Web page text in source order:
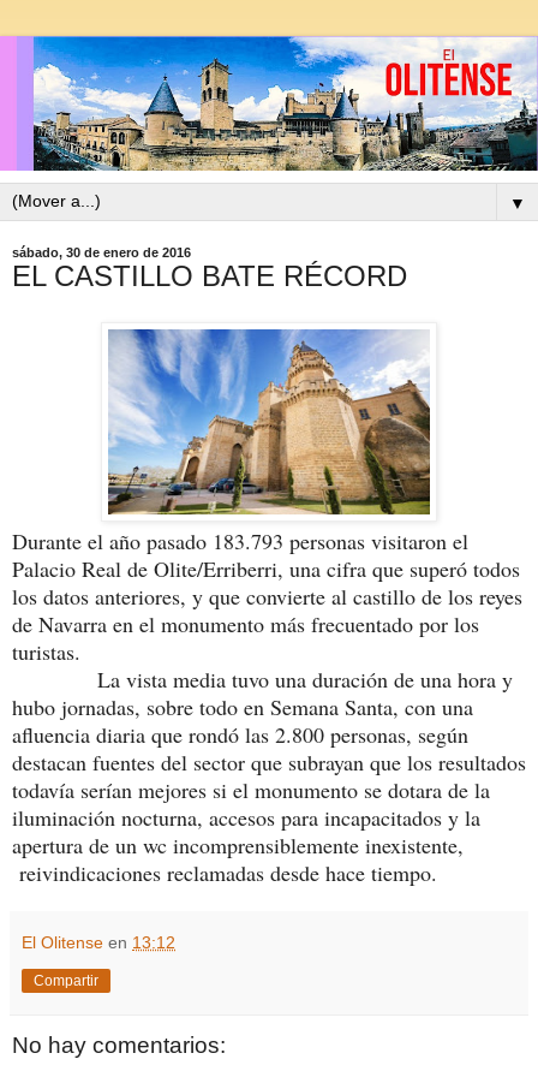
▼
sábado, 30 de enero de 2016
EL CASTILLO BATE RÉCORD
Durante el año pasado 183.793 personas visitaron el
Palacio Real de Olite/Erriberri, una cifra que superó todos
los datos anteriores, y que convierte al castillo de los reyes
de Navarra en el monumento más frecuentado por los
turistas.
La vista media tuvo una duración de una hora y
hubo jornadas, sobre todo en Semana Santa, con una
afluencia diaria que rondó las 2.800 personas, según
destacan fuentes del sector que subrayan que los resultados
todavía serían mejores si el monumento se dotara de la
iluminación nocturna, accesos para incapacitados y la
apertura de un wc incomprensiblemente inexistente,
reivindicaciones reclamadas desde hace tiempo.
El Olitense en 13:12
Compartir
No hay comentarios: